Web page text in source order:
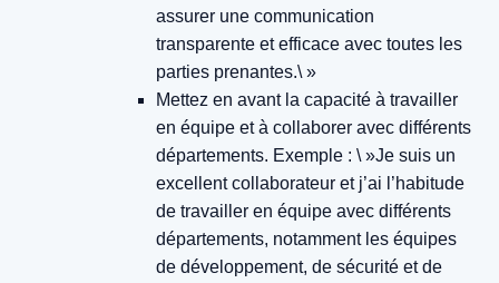
assurer une communication
transparente et efficace avec toutes les
parties prenantes.\ »
Mettez en avant la capacité à travailler
en équipe et à collaborer avec différents
départements. Exemple : \ »Je suis un
excellent collaborateur et j’ai l’habitude
de travailler en équipe avec différents
départements, notamment les équipes
de développement, de sécurité et de